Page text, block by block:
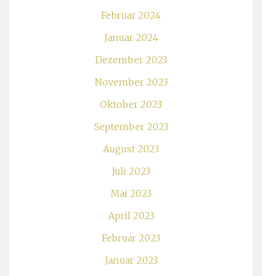
Februar 2024
Januar 2024
Dezember 2023
November 2023
Oktober 2023
September 2023
August 2023
Juli 2023
Mai 2023
April 2023
Februar 2023
Januar 2023